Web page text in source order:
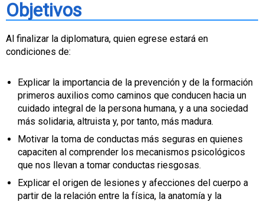
Objetivos
Al finalizar la diplomatura, quien egrese estará en
condiciones de:
Explicar la importancia de la prevención y de la formación
primeros auxilios como caminos que conducen hacia un
cuidado integral de la persona humana, y a una sociedad
más solidaria, altruista y, por tanto, más madura.
Motivar la toma de conductas más seguras en quienes
capaciten al comprender los mecanismos psicológicos
que nos llevan a tomar conductas riesgosas.
Explicar el origen de lesiones y afecciones del cuerpo a
partir de la relación entre la física, la anatomía y la